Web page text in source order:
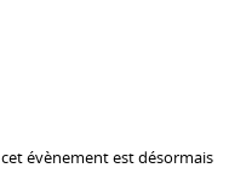
cet évènement est désormais